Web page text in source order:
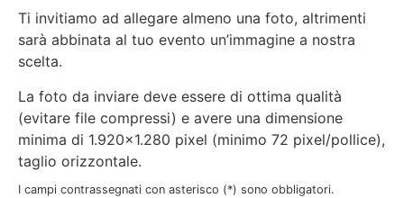
Ti invitiamo ad allegare almeno una foto, altrimenti
sarà abbinata al tuo evento un’immagine a nostra
scelta.
La foto da inviare deve essere di ottima qualità
(evitare file compressi) e avere una dimensione
minima di 1.920×1.280 pixel (minimo 72 pixel/pollice),
taglio orizzontale.
I campi contrassegnati con asterisco (*) sono obbligatori.